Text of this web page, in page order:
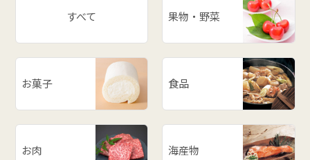
すべて 果物・野菜
お菓子 食品
お肉 海産物